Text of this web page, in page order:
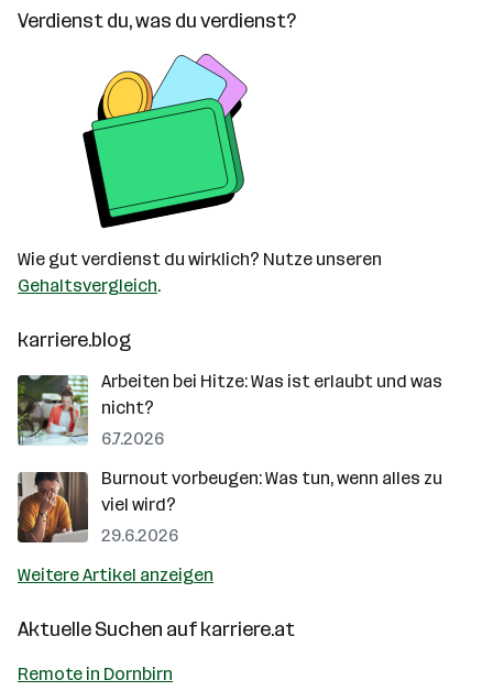
Verdienst du, was du verdienst?
Wie gut verdienst du wirklich? Nutze unseren
Gehaltsvergleich.
karriere.blog
Arbeiten bei Hitze: Was ist erlaubt und was
nicht?
6.7.2026
Burnout vorbeugen: Was tun, wenn alles zu
viel wird?
29.6.2026
Weitere Artikel anzeigen
Aktuelle Suchen aufkarriere.at
Remote in Dornbirn